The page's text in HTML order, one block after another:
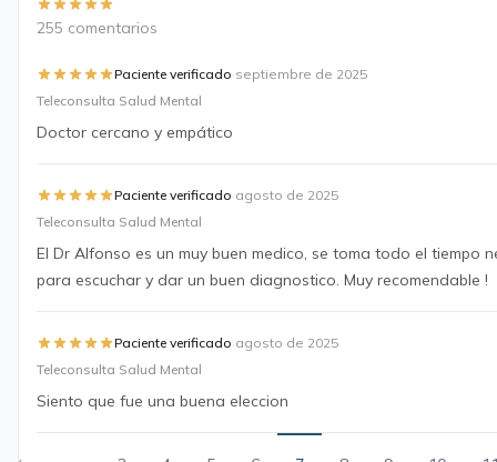
255 comentarios
Paciente verificado·septiembre de 2025
Teleconsulta Salud Mental
Doctor cercano y empático
Paciente verificado·agosto de 2025
Teleconsulta Salud Mental
El Dr Alfonso es un muy buen medico, se toma todo el tiempo
para escuchar y dar un buen diagnostico. Muy recomendable !
Paciente verificado·agosto de 2025
Teleconsulta Salud Mental
Siento que fue una buena eleccion